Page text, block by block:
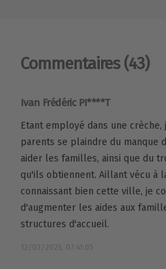
Commentaires (43)
Ivan Frédéric PI****T
Etant employé dans une
parents se plaindre du manque
aider les familles, ainsi que du
qu'ils obtiennent. Aillant vécu à
connaissant bien cette ville, je
d'augmenter les aides aux
structures d'accueil.
12/02/2025, 07:41:05